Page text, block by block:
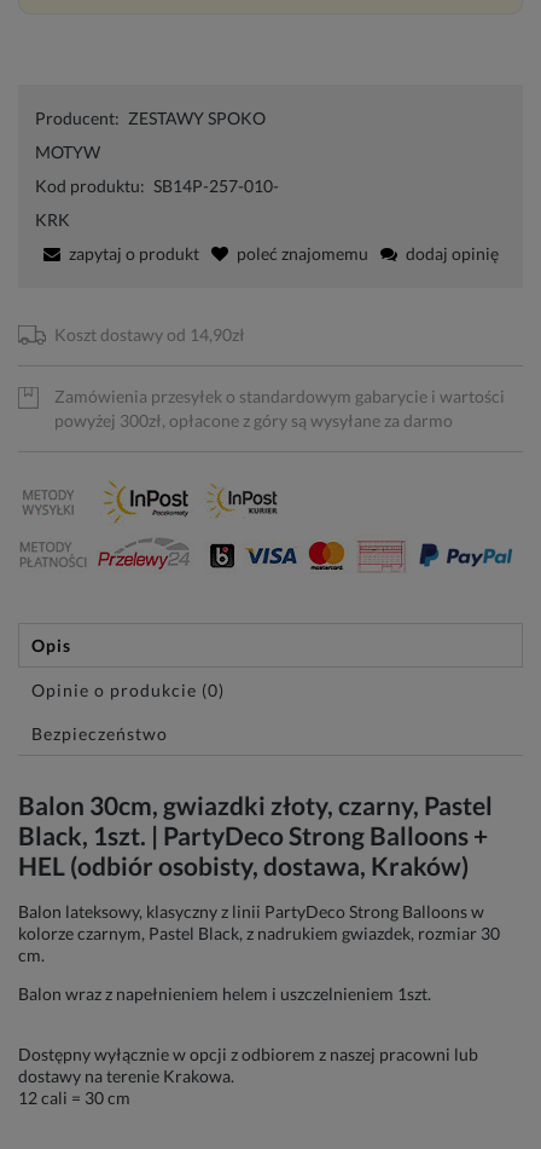
Producent: ZESTAWY SPOKO
MOTYW
Kod produktu: SB14P-257-010-
KRK
zapytaj o produkt
poleć znajomemu dodaj opinię
Koszt dostawy od 14,90zł
Zamówienia przesyłek o standardowym gabarycie i wartości
powyżej 300zł, opłacone z góry są wysyłane za darmo
Opis
Opinie o produkcie (0)
Bezpieczeństwo
Balon 30cm, gwiazdki złoty, czarny, Pastel
Black, 1szt. | PartyDeco Strong Balloons +
HEL (odbiór osobisty, dostawa, Kraków)
Balon lateksowy, klasyczny z linii PartyDeco Strong Balloons w
kolorze czarnym, Pastel Black, z nadrukiem gwiazdek, rozmiar 30
cm.
Balon wraz z napełnieniem helem i uszczelnieniem 1szt.
Dostępny wyłącznie w opcji z odbiorem z naszej pracowni lub
dostawy na terenie Krakowa.
12 cali = 30 cm